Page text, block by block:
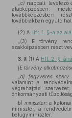
c) nappali, levelező
alapképzésben,
továbbképzésben
továbbiakban együtt:
(2) A Hft. 1. §-a az
„(3) E törvény
szakképzésben részt
3. § (1) A Hft. 2. §-
[E törvény
a) fegyveres szerv:
valamint a
végrehajtási
önkormányzati
b) miniszter: a
miniszter, a
belügyminiszter,”